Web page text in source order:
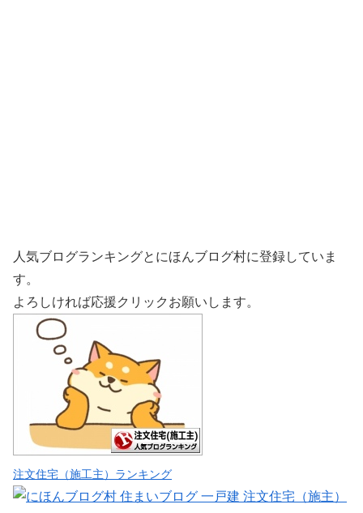
人気ブログランキングとにほんブログ村に登録していま
す。
よろしければ応援クリックお願いします。
注文住宅（施工主）ランキング